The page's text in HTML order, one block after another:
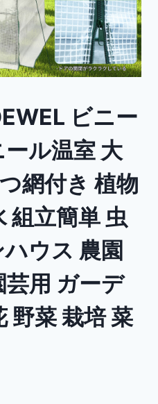
ビニー
ル温室 大
網付き 植物
組立簡単 虫
ウス 農園
芸用 ガーデ
野菜 栽培 菜